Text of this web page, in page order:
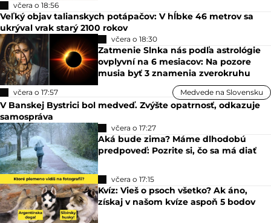
včera o 18:56
Veľký objav talianskych potápačov: V hĺbke 46 metrov sa
ukrýval vrak starý 2100 rokov
včera o 18:30
Zatmenie Slnka nás podľa astrológie
ovplyvní na 6 mesiacov: Na pozore
musia byť 3 znamenia zverokruhu
včera o 17:57 Medvede na Slovensku
V Banskej Bystrici bol medveď. Zvýšte opatrnosť, odkazuje
samospráva
včera o 17:27
Aká bude zima? Máme dlhodobú
predpoveď: Pozrite si, čo sa má diať
včera o 17:15
Kvíz: Vieš o psoch všetko? Ak áno,
získaj v našom kvíze aspoň 5 bodov